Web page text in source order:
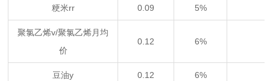
粳米rr 0.09 5%
聚氯乙烯v/聚氯乙烯月均
价
0.12 6%
豆油y 0.12 6%